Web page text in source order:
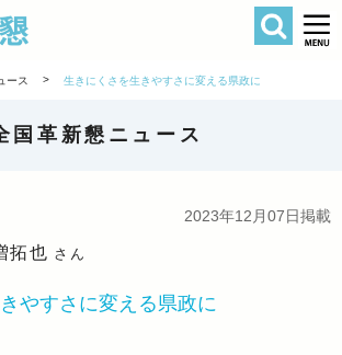
全国革新懇
検索
ース > 生きにくさを生きやすさに変える県政に
国革新懇ニュース
2023年12月07日掲載
拓也 さん
やすさに変える県政に